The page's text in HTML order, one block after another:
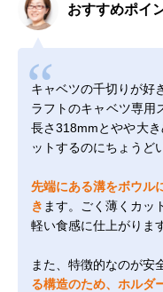
おすすめポイ
キャベツの千切りが好
ラフトのキャベツ専用
長さ318mmとやや大
ットするのにちょうど
先端にある溝をボウル
き ます。ごく薄くカッ
軽い食感に仕上がりま
また、特徴的なのが安
る構造のため、ホルダ